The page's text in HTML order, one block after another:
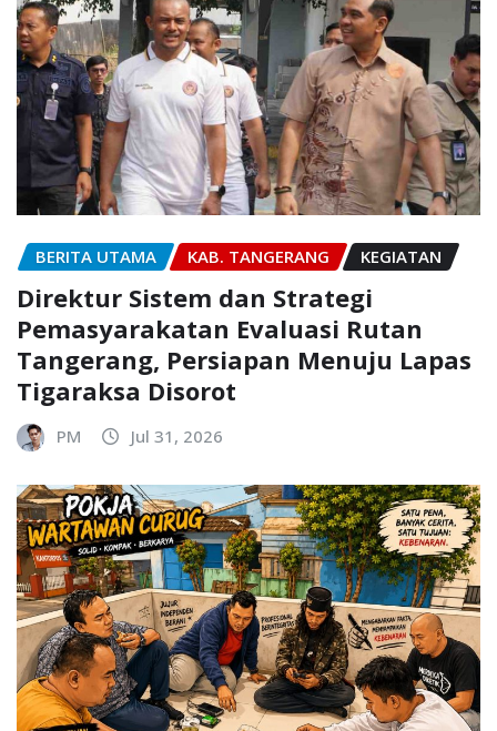
BERITA UTAMA KAB. TANGERANG KEGIATAN
Direktur Sistem dan Strategi
Pemasyarakatan Evaluasi Rutan
Tangerang, Persiapan Menuju Lapas
Tigaraksa Disorot
PM Jul 31, 2026